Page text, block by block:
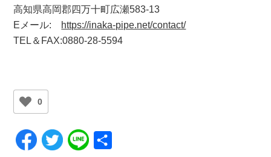
高知県高岡郡四万十町広瀬583-13
Eメール: https://inaka-pipe.net/contact/
TEL＆FAX:0880-28-5594
0